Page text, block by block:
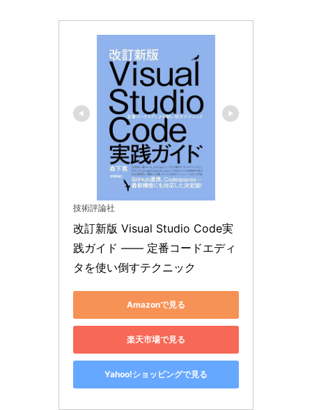
技術評論社
改訂新版 Visual Studio Code実
践ガイド —— 定番コードエディ
タを使い倒すテクニック
Amazonで見る
楽天市場で見る
Yahoo!ショッピングで見る